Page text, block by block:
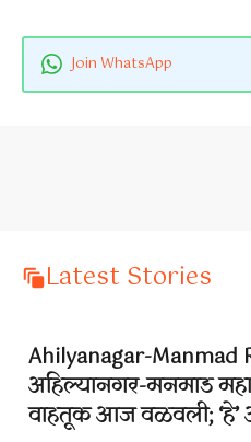
Join WhatsApp
Latest Stories
Ahilyanagar-Manmad
अहिल्यानगर-मनमाड
वाहतूक आज वळवली; ‘हे’